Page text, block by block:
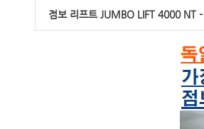
점보 리프트 JUMBO LIFT 4000 NT